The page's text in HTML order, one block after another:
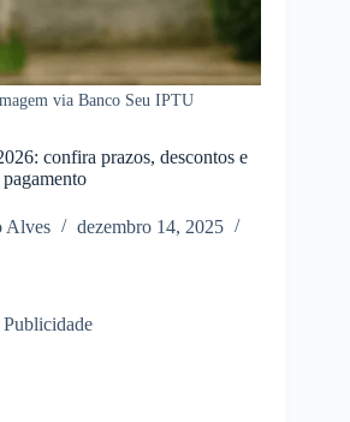
via Banco Seu IPTU
confira prazos, descontos e
Alves
dezembro 14, 2025
Publicidade